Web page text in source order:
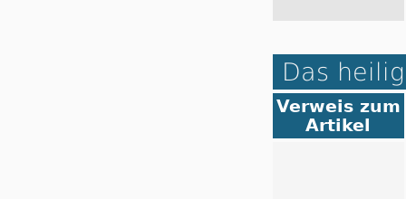
Das
Verweis zum
Artikel